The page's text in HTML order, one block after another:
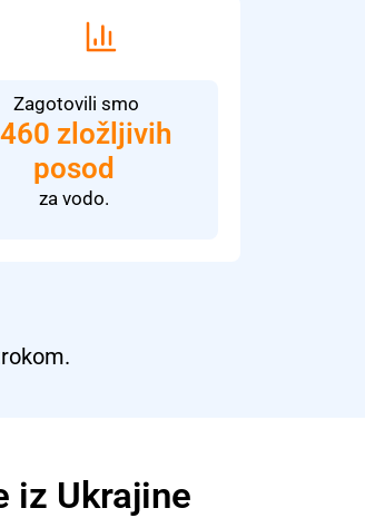
Zagotovili smo
zložljivih
posod
za vodo.
iz Ukrajine